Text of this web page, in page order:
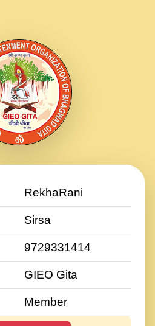
RekhaRani
Sirsa
9729331414
GIEO Gita
Member